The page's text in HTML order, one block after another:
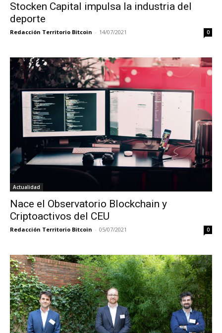
Stocken Capital impulsa la industria del
deporte
Redacción Territorio Bitcoin - 14/07/2021 0
Actualidad
Nace el Observatorio Blockchain y
Criptoactivos del CEU
Redacción Territorio Bitcoin - 05/07/2021 0